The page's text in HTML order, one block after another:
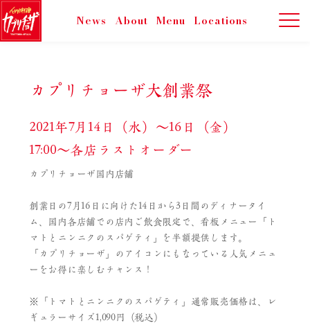
News About Menu Locations
カプリチョーザ大創業祭
2021年7月14日（水）～16日（金）
17:00～各店ラストオーダー
カプリチョーザ国内店舗
創業日の7月16日に向けた14日から3日間のディナータイ
ム、国内各店舗での店内ご飲食限定で、看板メニュー「ト
マトとニンニクのスパゲティ」を半額提供します。
「カプリチョーザ」のアイコンにもなっている人気メニュ
ーをお得に楽しむチャンス！
※「トマトとニンニクのスパゲティ」通常販売価格は、レ
ギュラーサイズ1,090円（税込）